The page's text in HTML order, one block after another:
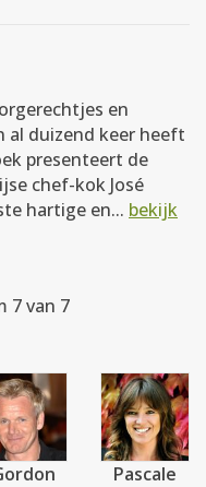
en
al duizend keer heeft
presenteert de
chef-kok José
hartige en... bekijk
7 van 7
Pascale